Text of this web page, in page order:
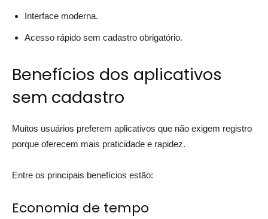
Interface moderna.
Acesso rápido sem cadastro obrigatório.
Benefícios dos aplicativos
sem cadastro
Muitos usuários preferem aplicativos que não exigem registro
porque oferecem mais praticidade e rapidez.
Entre os principais benefícios estão:
Economia de tempo